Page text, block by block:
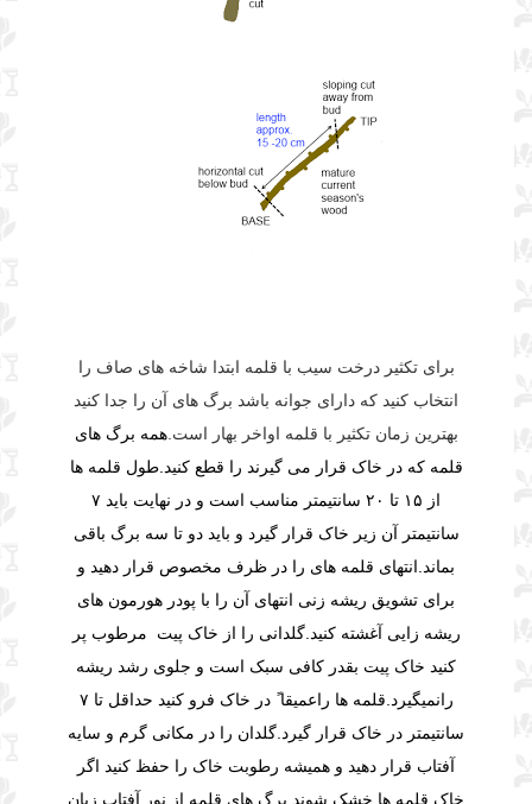
برای تکثیر درخت سیب با قلمه ابتدا شاخه های صاف را
انتخاب کنید که دارای جوانه باشد برگ های آن را جدا کنید
بهترین زمان تکثیر با قلمه اواخر بهار است.همه برگ های
قلمه که در خاک قرار می گیرند را قطع کنید.طول قلمه ها
از ۱۵ تا ۲۰ سانتیمتر مناسب است و در نهایت باید ۷
سانتیمتر آن زیر خاک قرار گیرد و باید دو تا سه برگ باقی
بماند. انتهای قلمه های را در ظرف مخصوص قرار دهید و
برای تشویق ریشه زنی انتهای آن را با پودر هورمون های
ریشه زایی آغشته کنید.گلدانی را از خاک پیت مرطوب پر
کنید خاک پیت بقدر کافی سبک است و جلوی رشد ریشه
رانمیگیرد.قلمه ها راعمیقا ً در خاک فرو کنید حداقل تا ۷
سانتیمتر در خاک قرار گیرد. گلدان را در مکانی گرم و سایه
آفتاب قرار دهید و همیشه رطوبت خاک را حفظ کنید اگر
خاک قلمه ها خشک شوند برگ های قلمه از نور آفتاب زیان